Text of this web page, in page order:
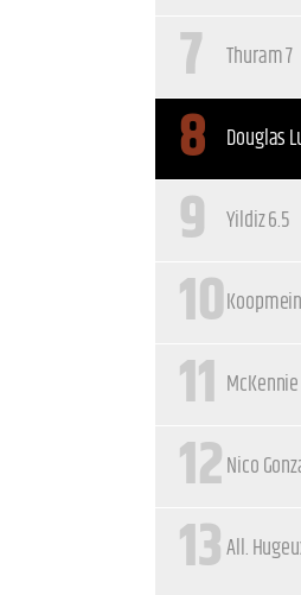
7 Thuram 7
8 Douglas
9 Yildiz 6.5
10
11
12Nico
13All.